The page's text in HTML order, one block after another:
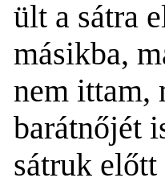
ült a sátra
másikba,
nem ittam,
barátnőjét
sátruk előtt